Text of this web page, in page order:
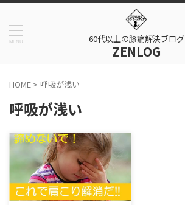
60代以上の膝痛解決ブログ
ZENLOG
HOME > 呼吸が浅い
呼吸が浅い